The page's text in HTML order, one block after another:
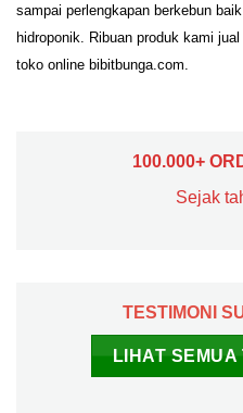
sampai perlengkapan berkebun
hidroponik. Ribuan produk kami
toko online bibitbunga.com.
100.000+
Sejak
TESTIMONI
LIHAT SEMUA